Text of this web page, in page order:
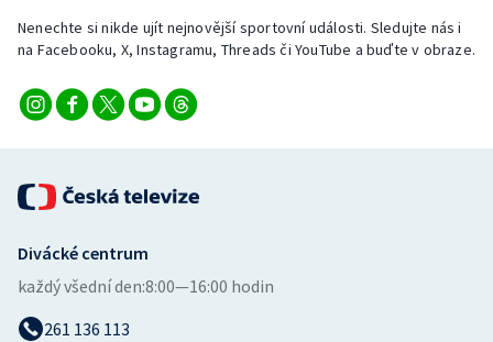
Nenechte si nikde ujít nejnovější sportovní události. Sledujte nás i
na Facebooku, X, Instagramu, Threads či YouTube a buďte v obraze.
Divácké centrum
každý všední den:8:00—16:00 hodin
261 136 113